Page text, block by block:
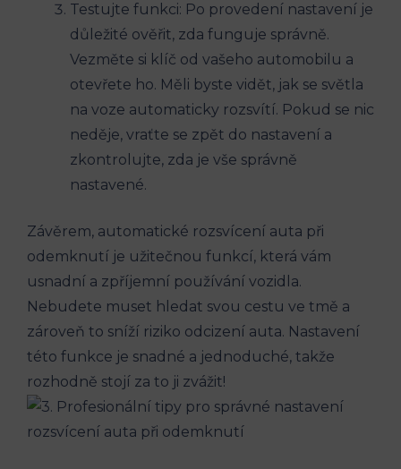
Testujte funkci: Po provedení nastavení je
důležité ověřit, zda funguje správně.
Vezměte si klíč od vašeho automobilu a
otevřete ho. Měli byste vidět, jak se světla
na voze automaticky rozsvítí. Pokud se nic
neděje, vraťte se zpět do nastavení a
zkontrolujte, zda je vše správně
nastavené.
Závěrem, automatické rozsvícení auta při
odemknutí je užitečnou funkcí, která vám
usnadní a zpříjemní používání vozidla.
Nebudete muset hledat svou cestu ve tmě a
zároveň to sníží riziko odcizení auta. Nastavení
této funkce je snadné a jednoduché, takže
rozhodně stojí za to ji zvážit!